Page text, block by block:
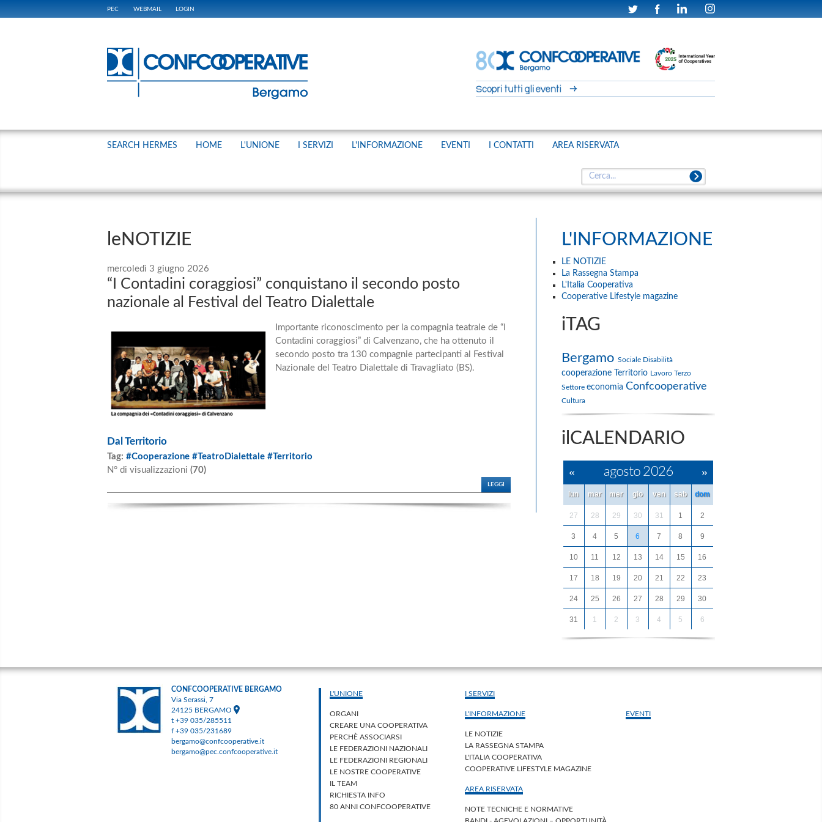
PEC WEBMAIL LOGIN
SEARCH HERMES HOME L'UNIONE I SERVIZI L'INFORMAZIONE EVENTI I CONTATTI AREA RISERVATA
leNOTIZIE
mercoledì 3 giugno 2026
“I Contadini coraggiosi” conquistano il secondo posto
nazionale al Festival del Teatro Dialettale
Importante riconoscimento per la compagnia teatrale de “I
Contadini coraggiosi” di Calvenzano, che ha ottenuto il
secondo posto tra 130 compagnie partecipanti al Festival
Nazionale del Teatro Dialettale di Travagliato (BS).
Dal Territorio
Tag: #Cooperazione #TeatroDialettale #Territorio
N° di visualizzazioni (70)
LEGGI
L'INFORMAZIONE
LE NOTIZIE
La Rassegna Stampa
L'Italia Cooperativa
Cooperative Lifestyle magazine
iTAG
Bergamo Sociale Disabilità
cooperazione Territorio Lavoro Terzo
Settore economia Confcooperative
Cultura
ilCALENDARIO
« agosto 2026 »
lun mar mer gio ven sab dom
27 28 29 30 31 1 2
3 4 5 6 7 8 9
10 11 12 13 14 15 16
17 18 19 20 21 22 23
24 25 26 27 28 29 30
31 1 2 3 4 5 6
L'UNIONE
ORGANI
CREARE UNA COOPERATIVA
PERCHÈ ASSOCIARSI
LE FEDERAZIONI NAZIONALI
LE FEDERAZIONI REGIONALI
LE NOSTRE COOPERATIVE
IL TEAM
RICHIESTA INFO
80 ANNI CONFCOOPERATIVE
I SERVIZI
L'INFORMAZIONE
LE NOTIZIE
LA RASSEGNA STAMPA
L'ITALIA COOPERATIVA
COOPERATIVE LIFESTYLE MAGAZINE
EVENTI
AREA RISERVATA
NOTE TECNICHE E NORMATIVE
BANDI - AGEVOLAZIONI – OPPORTUNITÀ
CONFCOOPERATIVE BERGAMO
Via Serassi, 7
24125 BERGAMO
t +39 035/285511
f +39 035/231689
bergamo@confcooperative.it
bergamo@pec.confcooperative.it